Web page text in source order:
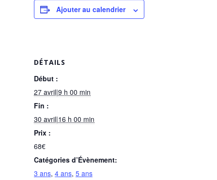
Ajouter au calendrier
DÉTAILS
Début :
27 avril|9 h 00 min
Fin :
30 avril|16 h 00 min
Prix :
68€
Catégories d’Évènement:
3 ans, 4 ans, 5 ans